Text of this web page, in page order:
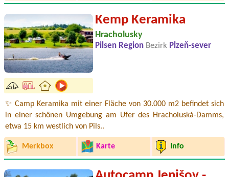
Kemp Keramika
Hracholusky
Pilsen Region Bezirk Plzeň-sever
✨ Camp Keramika mit einer Fläche von 30.000 m2 befindet sich
in einer schönen Umgebung am Ufer des Hracholuská-Damms,
etwa 15 km westlich von Pils..
Merkbox Karte Info